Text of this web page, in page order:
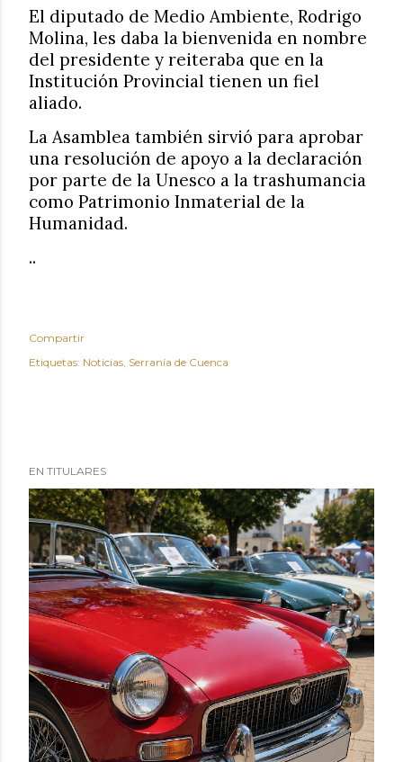
El diputado de Medio Ambiente, Rodrigo
Molina, les daba la bienvenida en nombre
del presidente y reiteraba que en la
Institución Provincial tienen un fiel
aliado.
La Asamblea también sirvió para aprobar
una resolución de apoyo a la declaración
por parte de la Unesco a la trashumancia
como Patrimonio Inmaterial de la
Humanidad.
..
Compartir
Etiquetas: Noticias Serranía de Cuenca
EN TITULARES